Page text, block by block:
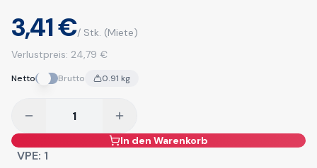
3,41 €/ Stk. (Miete)
Verlustpreis: 24,79 €
Netto Brutto 0.91 kg
In den Warenkorb
VPE: 1